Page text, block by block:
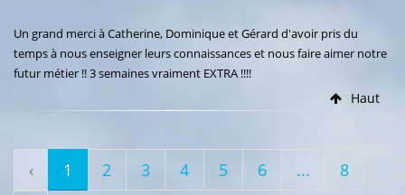
Un grand merci à Catherine, Dominique et Gérard d'avoir pris du
temps à nous enseigner leurs connaissances et nous faire aimer notre
futur métier !! 3 semaines vraiment EXTRA !!!!
Haut
‹ 1 2 3 4 5 6 ...
8